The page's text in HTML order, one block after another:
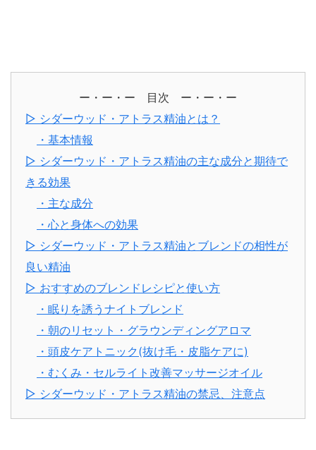
ー・ー・ー 目次 ー・ー・ー
▷ シダーウッド・アトラス精油とは？
・基本情報
▷ シダーウッド・アトラス精油の主な成分と期待で
きる効果
・主な成分
・心と身体への効果
▷ シダーウッド・アトラス精油とブレンドの相性が
良い精油
▷ おすすめのブレンドレシピと使い方
・眠りを誘うナイトブレンド
・朝のリセット・グラウンディングアロマ
・頭皮ケアトニック(抜け毛・皮脂ケアに)
・むくみ・セルライト改善マッサージオイル
▷ シダーウッド・アトラス精油の禁忌、注意点